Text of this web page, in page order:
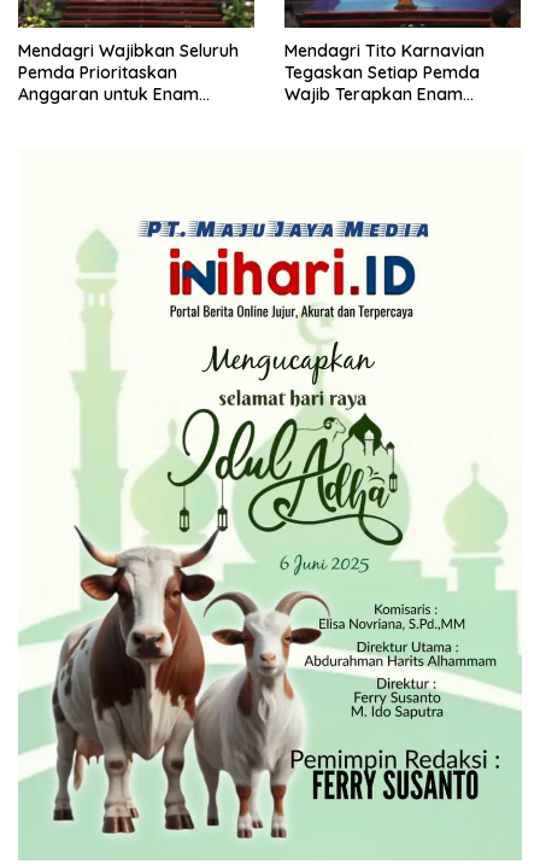
Mendagri Wajibkan Seluruh
Pemda Prioritaskan
Anggaran untuk Enam
Mendagri Tito Karnavian
Tegaskan Setiap Pemda
Wajib Terapkan Enam